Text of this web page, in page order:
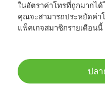
ในอัตราค่าโทรที่ถูกมากไ
คุณจะสามารถประหยัดค่
แพ็คเกจสมาชิกรายเดือนนี้
ปล